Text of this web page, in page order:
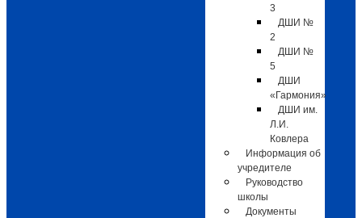
3
ДШИ №
2
ДШИ №
5
ДШИ
«Гармония»
ДШИ им.
Л.И.
Ковлера
Информация об
учредителе
Руководство
школы
Документы